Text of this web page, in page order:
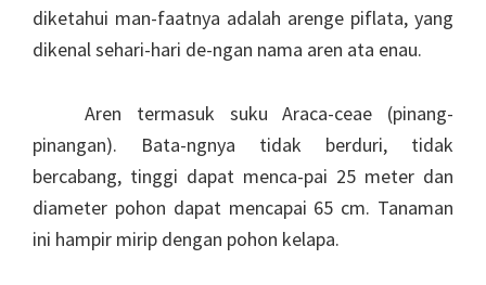
diketahui man-faatnya adalah arenge piflata, yang
dikenal sehari-hari de-ngan nama aren ata enau.
Aren termasuk suku Araca-ceae (pinang-
pinangan). Bata-ngnya tidak berduri, tidak
bercabang, tinggi dapat menca-pai 25 meter dan
diameter pohon dapat mencapai 65 cm. Tanaman
ini hampir mirip dengan pohon kelapa.